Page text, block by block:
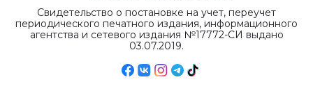
Свидетельство о постановке на учет, переучет
периодического печатного издания, информационного
агентства и сетевого издания №17772-СИ выдано
03.07.2019.